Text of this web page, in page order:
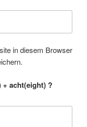
in diesem Browser
acht(eight) ?